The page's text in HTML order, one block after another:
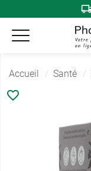
Accueil Santé